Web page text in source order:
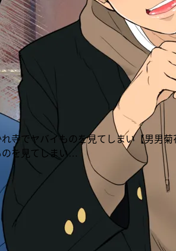
寺でヤバイものを見てしまい【男男菊
のを見てしまい…